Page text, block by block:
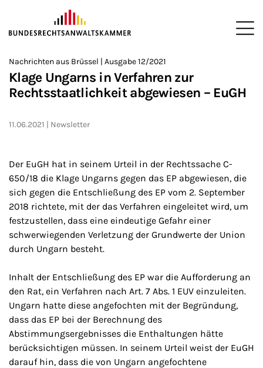
ZUM HAUPTINHALT SPRINGEN
Sie befinden sich hier:
>
Startseite
>
Newsroom
>
Newsletter
>
Nachrichten aus Brüssel
Nachrichten aus Brüssel | Ausgabe 12/2021
Klage Ungarns in Verfahren zur
Rechtsstaatlichkeit abgewiesen – EuGH
11.06.2021 Newsletter
Der EuGH hat in seinem Urteil in der Rechtssache C-
650/18 die Klage Ungarns gegen das EP abgewiesen, die
sich gegen die Entschließung des EP vom 2. September
2018 richtete, mit der das Verfahren eingeleitet wird, um
festzustellen, dass eine eindeutige Gefahr einer
schwerwiegenden Verletzung der Grundwerte der Union
durch Ungarn besteht.
Inhalt der Entschließung des EP war die Aufforderung an
den Rat, ein Verfahren nach Art. 7 Abs. 1 EUV einzuleiten.
Ungarn hatte diese angefochten mit der Begründung,
dass das EP bei der Berechnung des
Abstimmungsergebnisses die Enthaltungen hätte
berücksichtigen müssen. In seinem Urteil weist der EuGH
darauf hin, dass die von Ungarn angefochtene